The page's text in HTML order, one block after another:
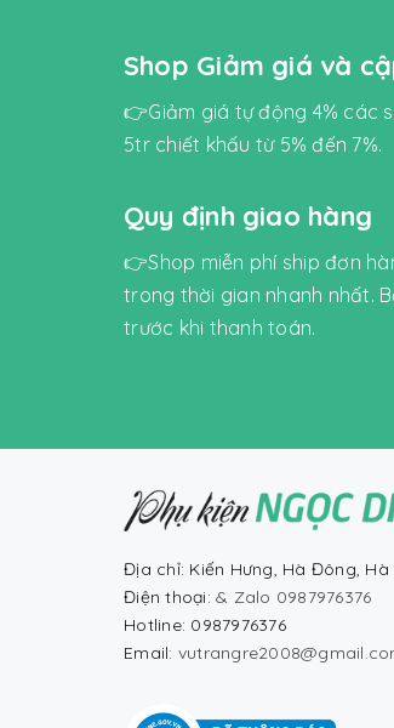
Shop Giảm giá và
👉Giảm giá tự động 4% các
5tr chiết khấu từ 5% đến 7%.
Quy định giao hàng
👉Shop miễn phí ship đơn
trong thời gian nhanh nhất.
trước khi thanh toán.
Địa chỉ: Kiến Hưng, Hà Đông, Hà
Điện thoại: & Zalo 0987976376
Hotline: 0987976376
Email: